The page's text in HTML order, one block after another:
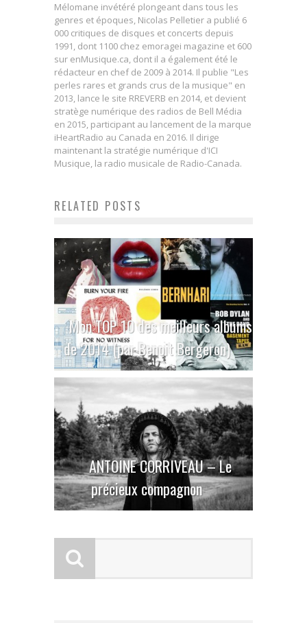
Mélomane invétéré plongeant dans tous les
genres et époques, Nicolas Pelletier a publié 6
000 critiques de disques et concerts depuis
1991, dont 1100 chez emoragei magazine et 600
sur enMusique.ca, dont il a également été le
rédacteur en chef de 2009 à 2014. Il publie "Les
perles rares et grands crus de la musique" en
2013, lance le site RREVERB en 2014, et devient
stratège numérique des radios de Bell Média
en 2015, participant au lancement de la marque
iHeartRadio au Canada en 2016. Il dirige
maintenant la stratégie numérique d'ICI
Musique, la radio musicale de Radio-Canada.
RELATED POSTS
Mon TOP 10 des meilleurs albums
de 2014 (par Benoit Bergeron)
ANTOINE CORRIVEAU – Le
précieux compagnon